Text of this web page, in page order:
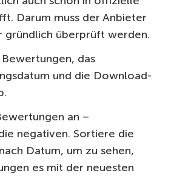
Darum muss der Anbieter
gründlich überprüft werden.
das
und die Download-
an –
negativen. Sortiere die
Datum, um zu sehen,
es mit der neuesten